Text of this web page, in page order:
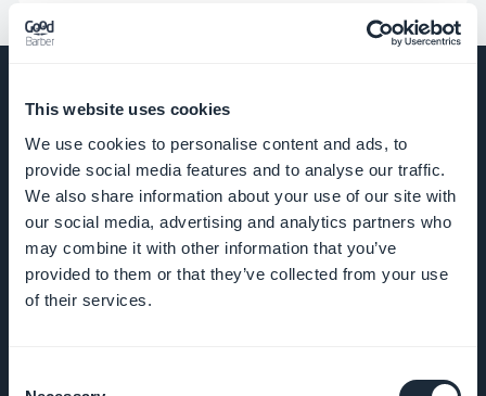
This website uses cookies
We use cookies to personalise content and ads, to
provide social media features and to analyse our traffic.
We also share information about your use of our site with
our social media, advertising and analytics partners who
may combine it with other information that you’ve
provided to them or that they’ve collected from your use
of their services.
EMPRESA
Sobre nós
Suporte
incrível